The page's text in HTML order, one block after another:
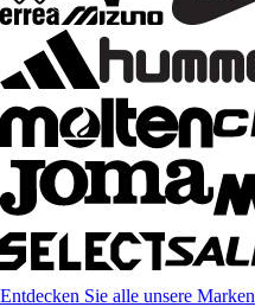
Entdecken Sie alle unsere Marken